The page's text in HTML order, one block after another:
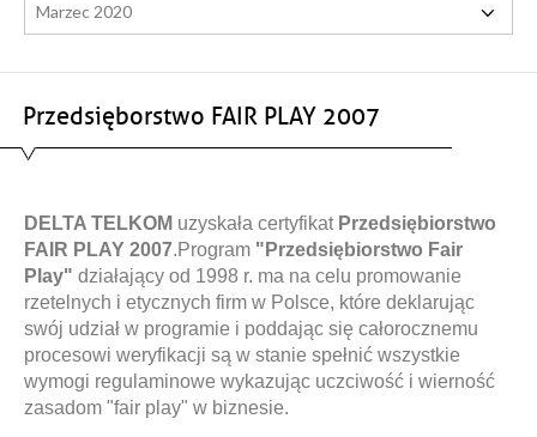
Marzec 2020
Przedsięborstwo FAIR PLAY 2007
DELTA TELKOM uzyskała certyfikat Przedsiębiorstwo
FAIR PLAY 2007.Program "Przedsiębiorstwo Fair
Play" działający od 1998 r. ma na celu promowanie
rzetelnych i etycznych firm w Polsce, które deklarując
swój udział w programie i poddając się całorocznemu
procesowi weryfikacji są w stanie spełnić wszystkie
wymogi regulaminowe wykazując uczciwość i wierność
zasadom "fair play" w biznesie.